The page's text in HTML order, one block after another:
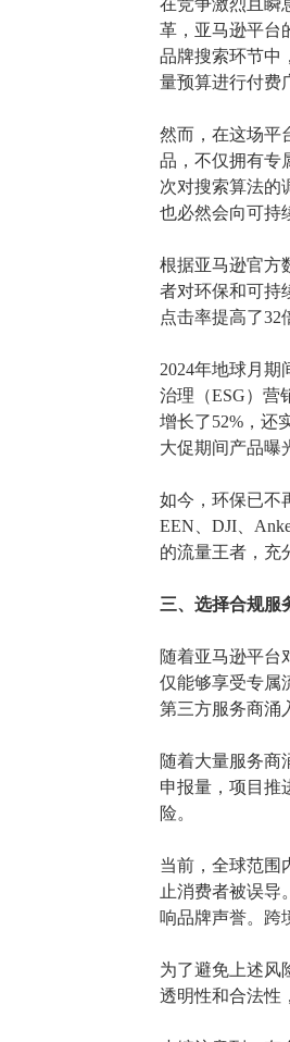
在竞争激烈且瞬
革，亚马逊平台
品牌搜索环节中
量预算进行付费
然而，在这场平
品，不仅拥有专
次对搜索算法的
也必然会向可持
根据亚马逊官方
者对环保和可持
点击率提高了32
2024年地球月
治理（ESG）营
增长了52%，还
大促期间产品曝
如今，环保已不
EEN、DJI、
的流量王者，充
三、 选择合规服
随着亚马逊平台
仅能够享受专属
第三方服务商涌
随着大量服务商
申报量，项目推
险。
当前，全球范围
止消费者被误导
响品牌声誉。跨
为了避免上述风
透明性和合法性